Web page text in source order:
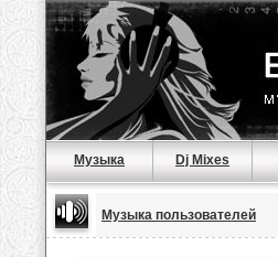
Музыка Dj Mixes
Музыка пользователей